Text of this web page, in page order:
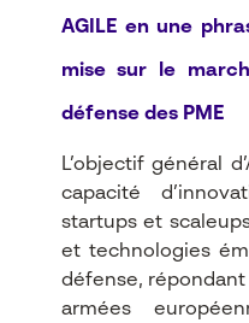
AGILE en une
mise sur le
défense des PME
L’objectif général
capacité
startups et
et technologies
défense,
armées